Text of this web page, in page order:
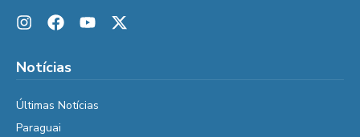
Notícias
Últimas Notícias
Paraguai